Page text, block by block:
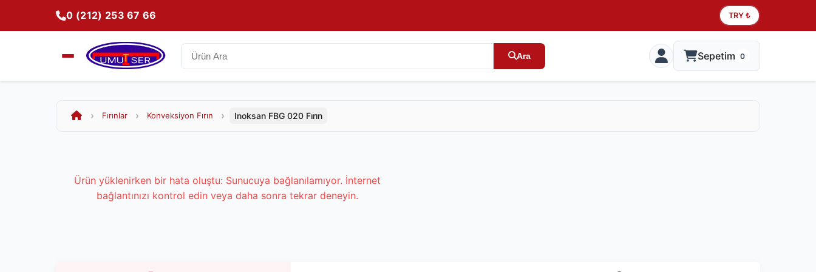
0 (212) 253 67 66 TRY ₺
Ara Sepetim 0
Fırınlar Konveksiyon Fırın Inoksan FBG 020 Fırın
Ürün yüklenirken bir hata oluştu: Sunucuya bağlanılamıyor. İnternet
bağlantınızı kontrol edin veya daha sonra tekrar deneyin.